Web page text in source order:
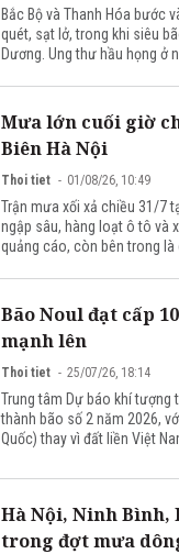
Bắc Bộ và Thanh Hóa bước
quét, sạt lở, trong khi siêu
Dương. Ung thư hầu họng ở
Mưa lớn cuối giờ
Biên Hà Nội
Thoi tiet 01/08/26, 10:49
Trận mưa xối xả chiều 31/7
ngập sâu, hàng loạt ô tô và
quảng cáo, còn bên trong là
Bão Noul đạt cấp
mạnh lên
Thoi tiet 25/07/26, 18:14
Trung tâm Dự báo khí
thành bão số 2 năm 2026,
Quốc) thay vì đất liền Việt
Hà Nội, Ninh Bình,
trong đợt mưa